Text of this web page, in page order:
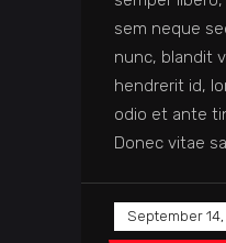
sem neque
nunc, blandit
hendrerit id,
odio et ante
Donec vitae
September 14,